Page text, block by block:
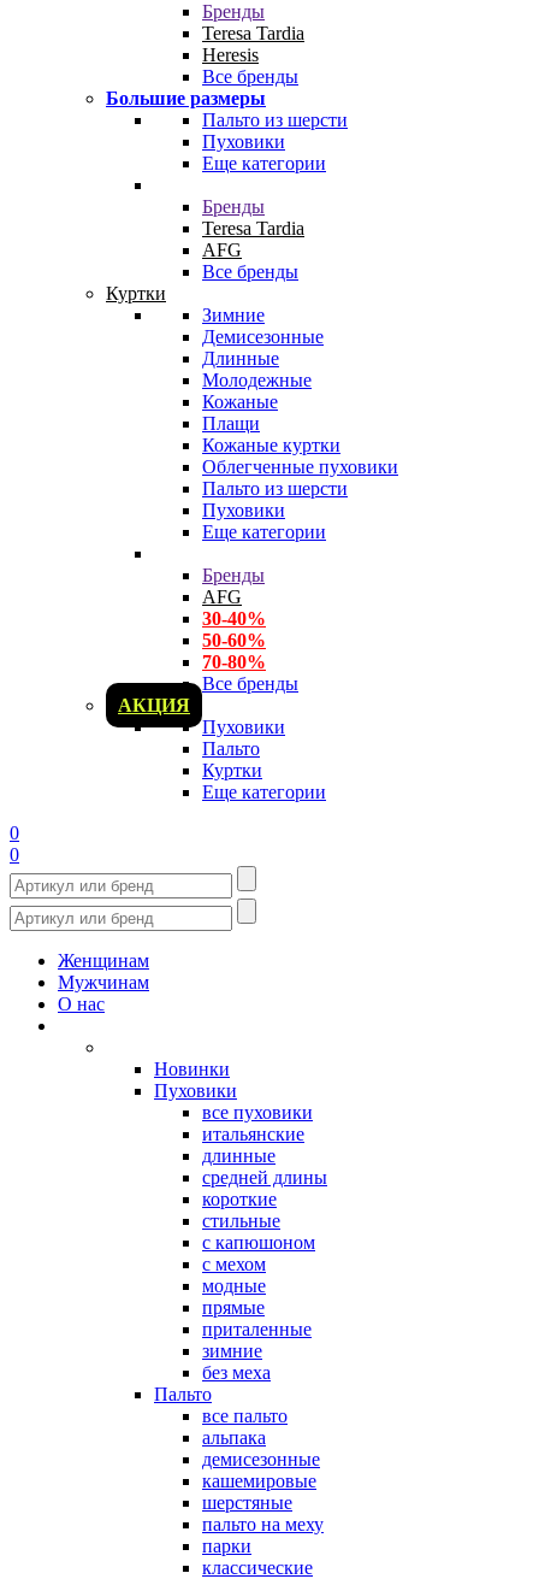
Бренды
Teresa Tardia
Heresis
Все бренды
Большие размеры
Пальто из шерсти
Пуховики
Еще категории
Бренды
Teresa Tardia
AFG
Все бренды
Куртки
Зимние
Демисезонные
Длинные
Молодежные
Кожаные
Плащи
Кожаные куртки
Облегченные пуховики
Пальто из шерсти
Пуховики
Еще категории
Бренды
AFG
30-40%
50-60%
70-80%
Все бренды
АКЦИЯ
Пуховики
Пальто
Куртки
Еще категории
0
0
Женщинам
Мужчинам
О нас
Новинки
Пуховики
все пуховики
итальянские
длинные
средней длины
короткие
стильные
с капюшоном
с мехом
модные
прямые
приталенные
зимние
без меха
Пальто
все пальто
альпака
демисезонные
кашемировые
шерстяные
пальто на меху
парки
классические